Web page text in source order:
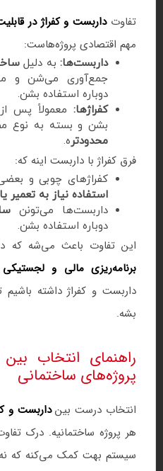
تفاوتداربست و کفراژ در
مهم اقتصادی پروژه‌هاست:
داربست‌ها: به دلیل
جمع‌آوری می‌شن و
دوباره استفاده بشن.
کفراژها: معمولاً پس از
بشن و بسته به نوع
محدودتره.
فرق کفراژ با داربست اینه که:
کفراژهای چوبی و
استفاده نیاز به تعمیر
داربست‌ها می‌تونن
دوباره استفاده بشن.
این تفاوت باعث می‌شه که
برنامه‌ریزی مالی و
داربست و کفراژ داشته باشیم
بشه.
راهنمای انتخاب
پروژه‌های ساختمانی
انتخاب درست بینداربست و
هر پروژه ساختمانیه. درک
سیستم بهت کمک می‌کنه که نه